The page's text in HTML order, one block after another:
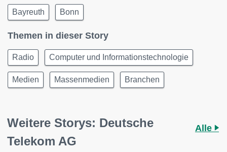
Bayreuth Bonn
Themen in dieser Story
Radio Computer und Informationstechnologie
Medien Massenmedien Branchen
Weitere Storys: Deutsche
Telekom AG
Alle